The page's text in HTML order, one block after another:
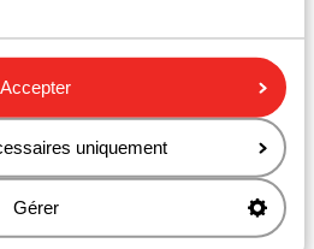
Accepter
uniquement
Gérer
Hôtel des Dromonts &
Premium L’Amara
L'Amara - Prix exclusif